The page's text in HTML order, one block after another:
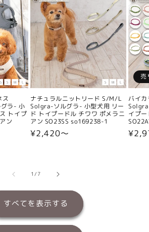
ス
ラ- 小
トイプ
ン
ナチュラルニットリード S/M/L
Solgra-ソルグラ- 小型犬用 リー
ド トイプードル チワワ ポメラニ
アン SO23SS so169238-1
通
¥2,420〜
売
バイ
イプ
通
1/の
7
すべてを表示する